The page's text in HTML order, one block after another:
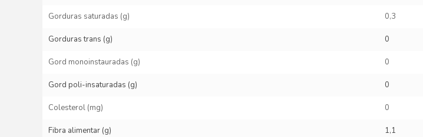
Gorduras saturadas (g) 0,3
Gorduras trans (g) 0
Gord monoinstauradas (g) 0
Gord poli-insaturadas (g) 0
Colesterol (mg) 0
Fibra alimentar (g) 1,1